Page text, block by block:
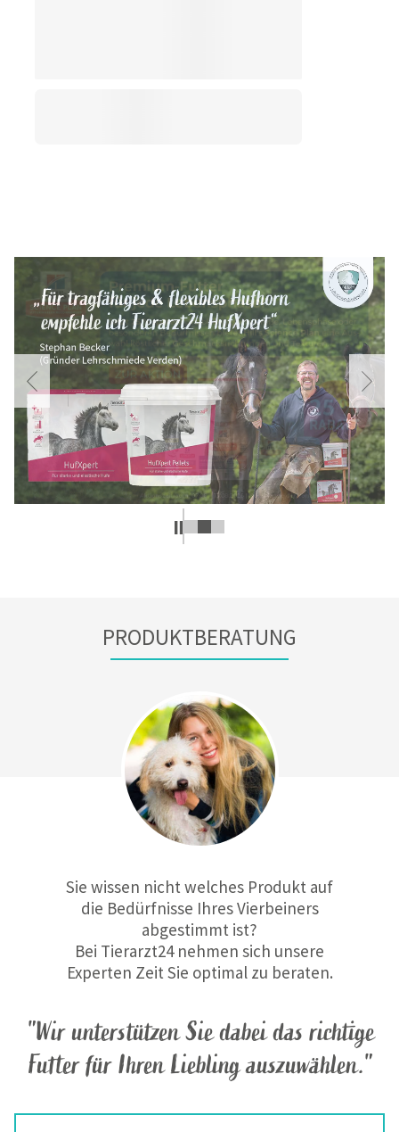
PRODUKTBERATUNG
"Wir unterstützen Sie dabei das richtige
Futter für Ihren Liebling auszuwählen."
Sie wissen nicht welches Produkt auf
die Bedürfnisse Ihres Vierbeiners
abgestimmt ist?
Bei Tierarzt24 nehmen sich unsere
Experten Zeit Sie optimal zu beraten.